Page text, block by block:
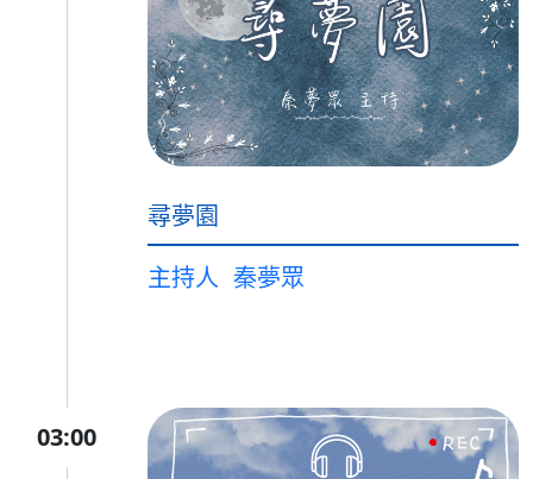
尋夢園
主持人 秦夢眾
03:00